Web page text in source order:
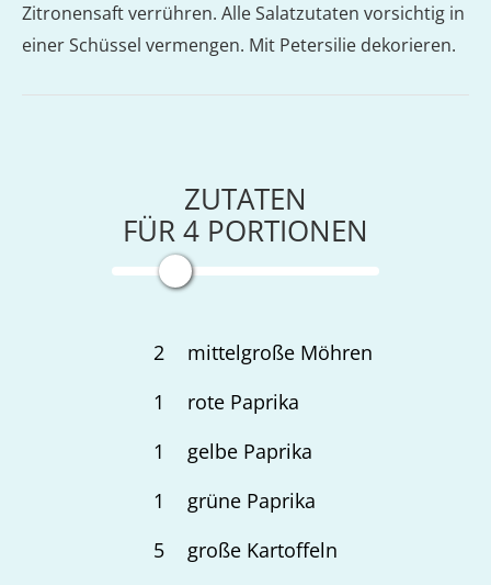
Zitronensaft verrühren. Alle Salatzutaten vorsichtig in
einer Schüssel vermengen. Mit Petersilie dekorieren.
ZUTATEN
FÜR4 PORTIONEN
2
mittelgroße Möhren
1
rote Paprika
1
gelbe Paprika
1
grüne Paprika
5
große Kartoffeln